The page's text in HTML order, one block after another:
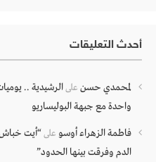
أحدث التعليقات
لمحمدي حسن علىالرشيدية ..
واحدة مع جبهة البوليساريو
فاطمة الزهراء أوسو على“أيت خباش
الدم وفرقت بينها الحدود”